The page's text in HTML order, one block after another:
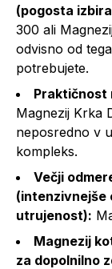
(pogosta
300 ali
odvisno od
potrebujete.
Praktičnost
Magnezij Krka
neposredno v
kompleks.
Večji
(intenzivnejše
utrujenost):
Magnezij
za dopolnilno